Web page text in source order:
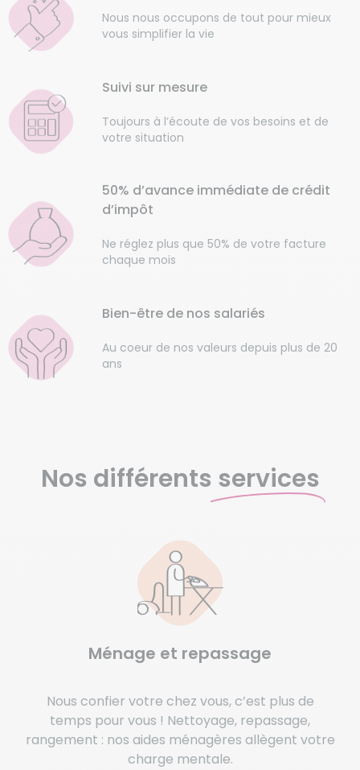
Nous nous occupons de tout pour mieux
vous simplifier la vie
Suivi sur mesure
Toujours à l’écoute de vos besoins et de
votre situation
50% d’avance immédiate de crédit
d’impôt
Ne réglez plus que 50% de votre facture
chaque mois
Bien-être de nos salariés
Au coeur de nos valeurs depuis plus de 20
ans
Nos différents services
Ménage et repassage
Nous confier votre chez vous, c’est plus de
temps pour vous ! Nettoyage, repassage,
rangement : nos aides ménagères allègent votre
charge mentale.